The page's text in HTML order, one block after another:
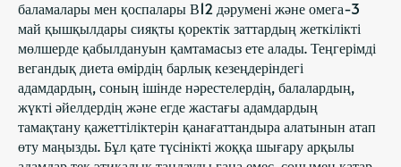
баламалары мен қоспалары В12 дәрумені және омега-3
май қышқылдары сияқты қоректік заттардың жеткілікті
мөлшерде қабылдануын қамтамасыз ете алады. Теңгерімді
вегандық диета өмірдің барлық кезеңдеріндегі
адамдардың, соның ішінде нәрестелердің, балалардың,
жүкті әйелдердің және егде жастағы адамдардың
тамақтану қажеттіліктерін қанағаттандыра алатынын атап
өту маңызды. Бұл қате түсінікті жоққа шығару арқылы